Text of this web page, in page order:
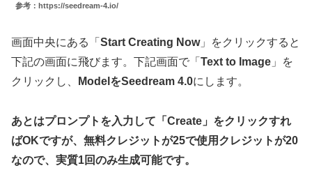
参考：https://seedream-4.io/
画面中央にある「 Start Creating Now」をクリックすると
下記の画面に飛びます。下記画面で「 Text to Image 」を
クリックし、
ModelをSeedream 4.0にします。
あとはプロンプトを入力して「Create」をクリックすれ
ばOKですが、無料クレジットが25で使用クレジットが20
なので、実質1回のみ生成可能です。